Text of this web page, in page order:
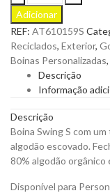
Swing
S
Adulto
100%
Algodão
Orgânico
para
quantity
Adicionar
REF: AT610159S
Reciclados, Exterior,
Boinas Personalizadas,
Descrição
Informação
Descrição
Boina Swing S com
algodão escovado.
80% algodão orgânico
Disponível para